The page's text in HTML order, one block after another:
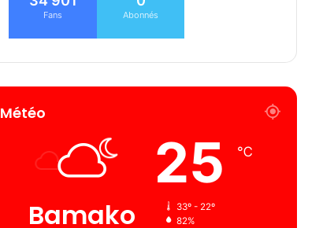
Fans Abonnés
Météo
Bamako
25 ℃
33º - 22º
82%